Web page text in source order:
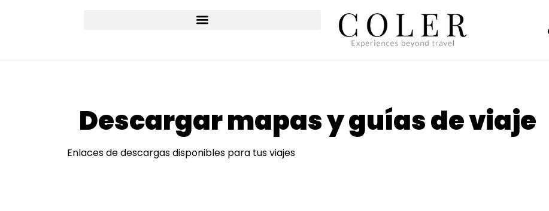
Descargar mapas y guías de viaje
Enlaces de descargas disponibles para tus viajes